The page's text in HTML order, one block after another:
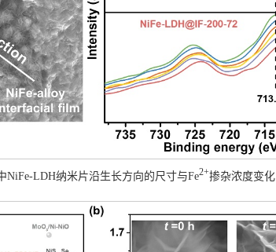
NiFe-LDH纳米片沿生长方向的尺寸与Fe2+掺杂浓度变化